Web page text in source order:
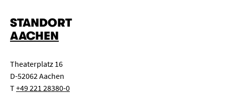
STANDORT
AACHEN
Theaterplatz 16
D-52062 Aachen
T+49 221 28380-0